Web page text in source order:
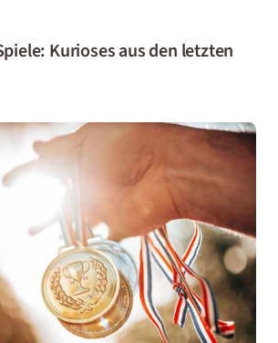
Kurioses aus den letzten